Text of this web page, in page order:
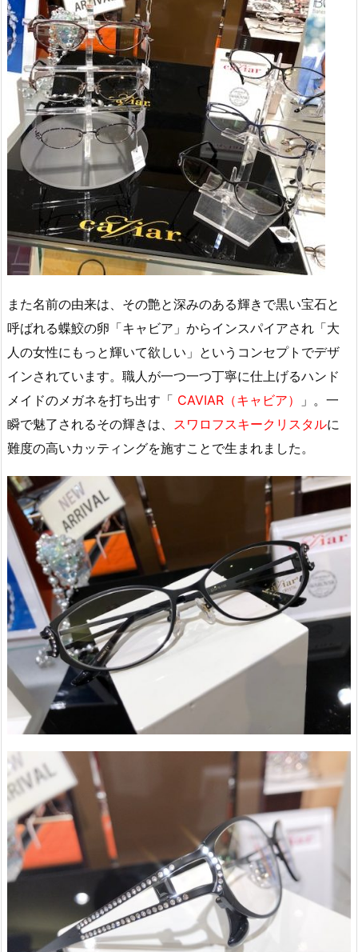
また名前の由来は、その艶と深みのある輝きで黒い宝石と
呼ばれる蝶鮫の卵「キャビア」からインスパイアされ「大
人の女性にもっと輝いて欲しい」というコンセプトでデザ
インされています。職人が一つ一つ丁寧に仕上げるハンド
メイドのメガネを打ち出す「 CAVIAR（キャビア）
」。一
瞬で魅了されるその輝きは、 スワロフスキークリスタルに
難度の高いカッティングを施すことで生まれました。